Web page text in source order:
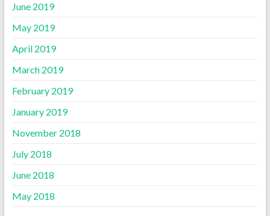
June 2019
May 2019
April 2019
March 2019
February 2019
January 2019
November 2018
July 2018
June 2018
May 2018